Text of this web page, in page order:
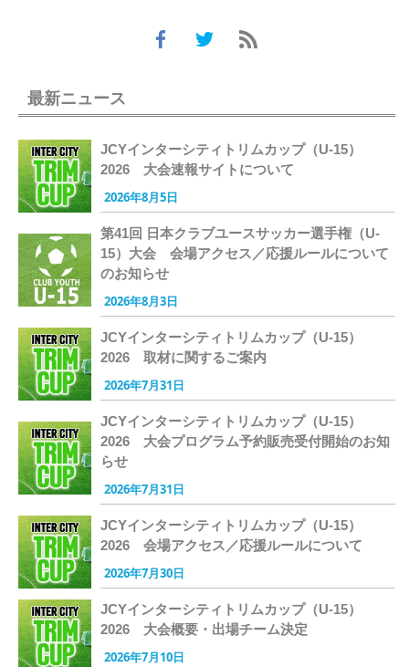
最新ニュース
JCYインターシティトリムカップ（U-15）
2026 大会速報サイトについて
2026年8月5日
第41回 日本クラブユースサッカー選手権（U-
15）大会 会場アクセス／応援ルールについて
のお知らせ
2026年8月3日
JCYインターシティトリムカップ（U-15）
2026 取材に関するご案内
2026年7月31日
JCYインターシティトリムカップ（U-15）
2026 大会プログラム予約販売受付開始のお知
らせ
2026年7月31日
JCYインターシティトリムカップ（U-15）
2026 会場アクセス／応援ルールについて
2026年7月30日
JCYインターシティトリムカップ（U-15）
2026 大会概要・出場チーム決定
2026年7月10日